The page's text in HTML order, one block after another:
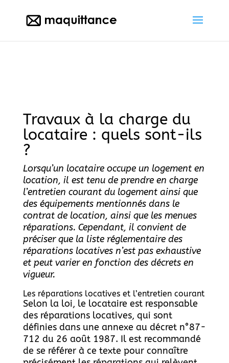
Travaux à la charge du
locataire : quels sont-ils
?
Lorsqu’un locataire occupe un logement en
location, il est tenu de prendre en charge
l’entretien courant du logement ainsi que
des équipements mentionnés dans le
contrat de location, ainsi que les menues
réparations. Cependant, il convient de
préciser que la liste réglementaire des
réparations locatives n’est pas exhaustive
et peut varier en fonction des décrets en
vigueur.
Les réparations locatives et l’entretien courant
Selon la loi, le locataire est responsable
des réparations locatives, qui sont
définies dans une annexe au décret n°87-
712 du 26 août 1987. Il est recommandé
de se référer à ce texte pour connaître